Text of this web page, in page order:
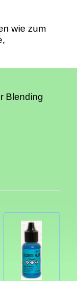
wie zum
Blending